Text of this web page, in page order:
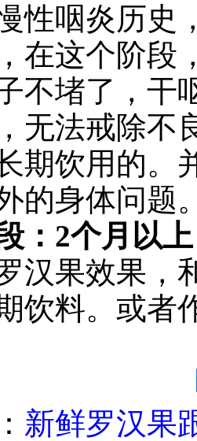
性咽炎历史
在这个阶段
不堵了，干
无法戒除不
期饮用的。
的身体问题
：2个月以上
汉果效果，
饮料。或者
新鲜罗汉果